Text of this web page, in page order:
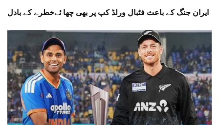
ایران جنگ کے باعث فٹبال ورلڈ کپ پر بھی چھا ئےخطرے کے بادل